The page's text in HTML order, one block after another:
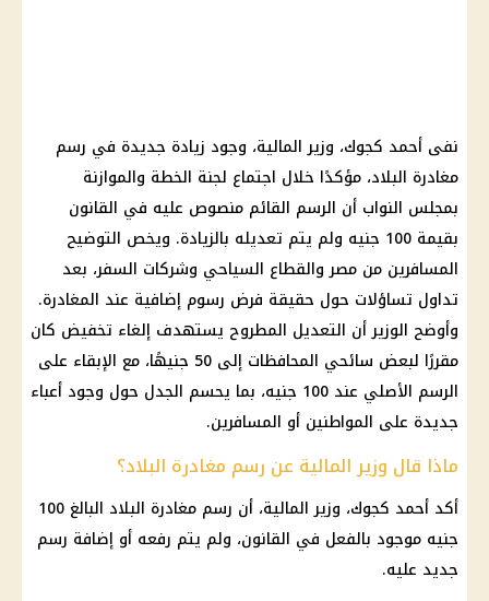
نفى أحمد كجوك، وزير المالية، وجود زيادة جديدة في رسم
مغادرة البلاد، مؤكدًا خلال اجتماع لجنة الخطة والموازنة
بمجلس النواب أن الرسم القائم منصوص عليه في القانون
بقيمة 100 جنيه ولم يتم تعديله بالزيادة. ويخص التوضيح
المسافرين من مصر والقطاع السياحي وشركات السفر، بعد
تداول تساؤلات حول حقيقة فرض رسوم إضافية عند المغادرة.
وأوضح الوزير أن التعديل المطروح يستهدف إلغاء تخفيض كان
مقررًا لبعض سائحي المحافظات إلى 50 جنيهًا، مع الإبقاء على
الرسم الأصلي عند 100 جنيه، بما يحسم الجدل حول وجود أعباء
جديدة على المواطنين أو المسافرين.
ماذا قال وزير المالية عن رسم مغادرة البلاد؟
أكد أحمد كجوك، وزير المالية، أن رسم مغادرة البلاد البالغ 100
جنيه موجود بالفعل في القانون، ولم يتم رفعه أو إضافة رسم
جديد عليه.